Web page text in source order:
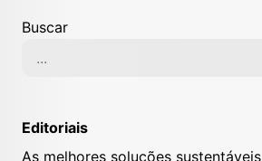
Buscar
Editoriais
As melhores soluções sustentáveis